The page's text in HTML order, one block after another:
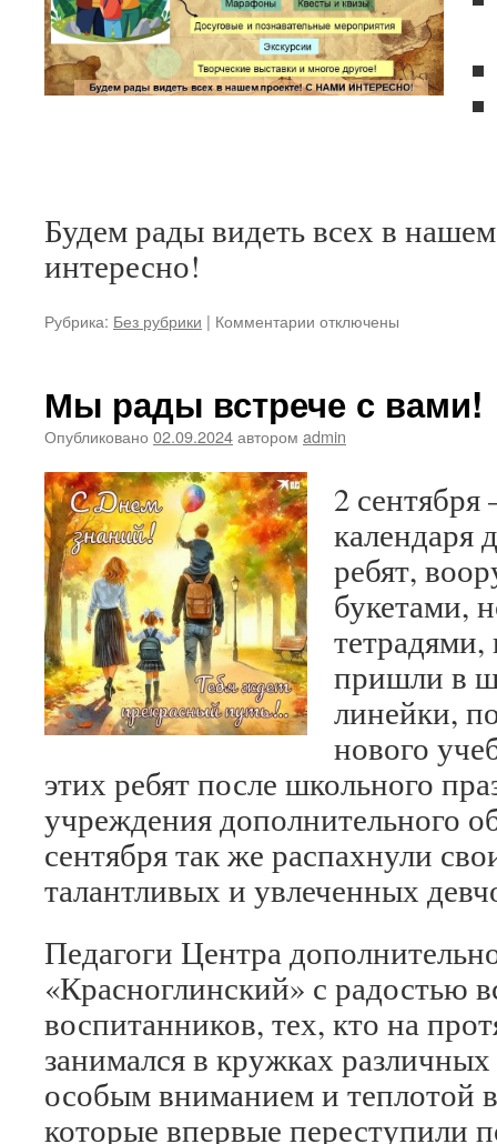
Будем рады видеть всех в
интересно!
Рубрика: Без рубрики | Комментарии к
сокровищ
отключены
Мы рады встрече с вами!
Опубликовано 02.09.2024автором admin
2 сентября
календаря
ребят,
букетами,
пришли в
линейки,
нового
этих ребят после школьного
учреждения дополнительного
сентября так же распахнули
талантливых и увлеченных
Педагоги Центра
«Красноглинский» с радостью
воспитанников, тех, кто на
занимался в кружках
особым вниманием и теплотой
которые впервые переступили